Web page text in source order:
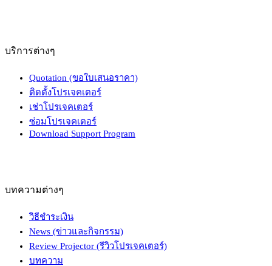
บริการต่างๆ
Quotation (ขอใบเสนอราคา)
ติดตั้งโปรเจคเตอร์
เช่าโปรเจคเตอร์
ซ่อมโปรเจคเตอร์
Download Support Program
บทความต่างๆ
วิธีชำระเงิน
News (ข่าวและกิจกรรม)
Review Projector (รีวิวโปรเจคเตอร์)
บทความ